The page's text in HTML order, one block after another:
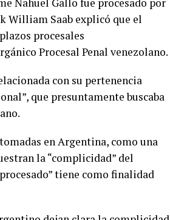
William Saab explicó que el
procesales
Procesal Penal venezolano.
con su pertenencia
que presuntamente buscaba
en Argentina, como una
la “complicidad” del
tiene como finalidad